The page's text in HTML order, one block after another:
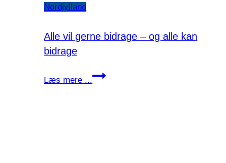
resten
Nordjylland
Alle vil gerne bidrage – og alle kan
bidrage
Læs mere ...
Alle